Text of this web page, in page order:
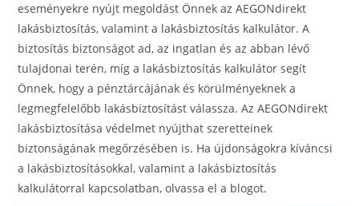
eseményekre nyújt megoldást Önnek az AEGONdirekt
lakásbiztosítás, valamint a lakásbiztosítás kalkulátor. A
biztosítás biztonságot ad, az ingatlan és az abban lévő
tulajdonai terén, míg a lakásbiztosítás kalkulátor segít
Önnek, hogy a pénztárcájának és körülményeknek a
legmegfelelőbb lakásbiztosítást válassza. Az AEGONdirekt
lakásbiztosítása védelmet nyújthat szeretteinek
biztonságának megőrzésében is. Ha újdonságokra kíváncsi
a lakásbiztosításokkal, valamint a lakásbiztosítás
kalkulátorral kapcsolatban, olvassa el a blogot.